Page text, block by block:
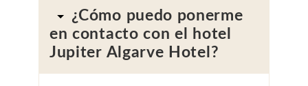
¿Cómo puedo ponerme
en contacto con el hotel
Jupiter Algarve Hotel?